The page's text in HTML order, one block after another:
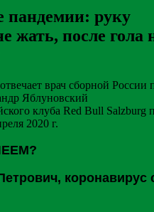
пандемии: руку
жать, после гола
врач сборной России
Яблуновский
клуба Red Bull Salzburg
2020 г.
коронавирус